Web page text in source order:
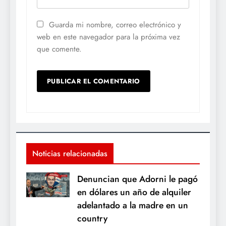
Guarda mi nombre, correo electrónico y
web en este navegador para la próxima vez
que comente.
Noticias relacionadas
Denuncian que Adorni le pagó
en dólares un año de alquiler
adelantado a la madre en un
country